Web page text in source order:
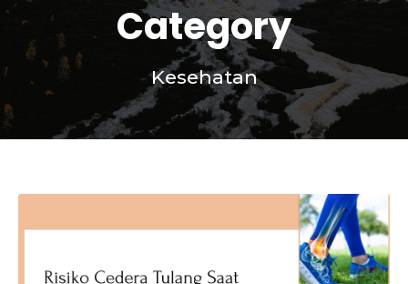
Category
Kesehatan